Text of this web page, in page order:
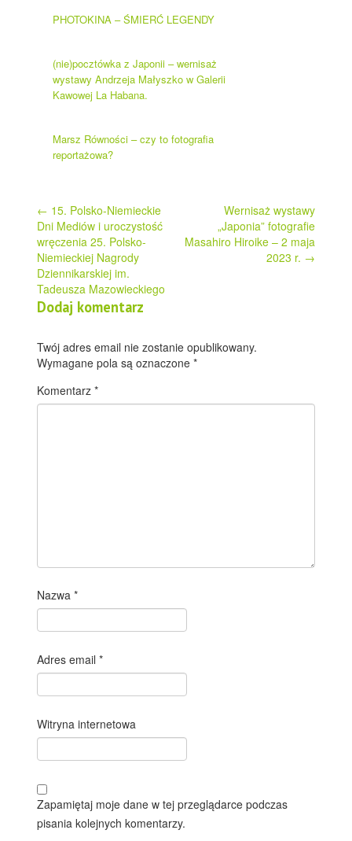
PHOTOKINA – ŚMIERĆ LEGENDY
(nie)pocztówka z Japonii – wernisaż
wystawy Andrzeja Małyszko w Galerii
Kawowej La Habana.
Marsz Równości – czy to fotografia
reportażowa?
Post
navigation
← 15. Polsko-Niemieckie
Dni Mediów i uroczystość
wręczenia 25. Polsko-
Niemieckiej Nagrody
Dziennikarskiej im.
Tadeusza Mazowieckiego
Wernisaż wystawy
„Japonia” fotografie
Masahiro Hiroike – 2 maja
2023 r. →
Dodaj komentarz
Twój adres email nie zostanie opublikowany.
Wymagane pola są oznaczone*
Komentarz*
Nazwa*
Adres email*
Witryna internetowa
Zapamiętaj moje dane w tej przeglądarce podczas
pisania kolejnych komentarzy.